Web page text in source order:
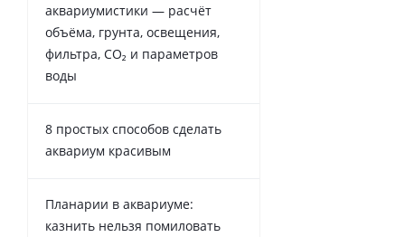
аквариумистики — расчёт
объёма, грунта, освещения,
фильтра, CO₂ и параметров
воды
8 простых способов сделать
аквариум красивым
Планарии в аквариуме:
казнить нельзя помиловать